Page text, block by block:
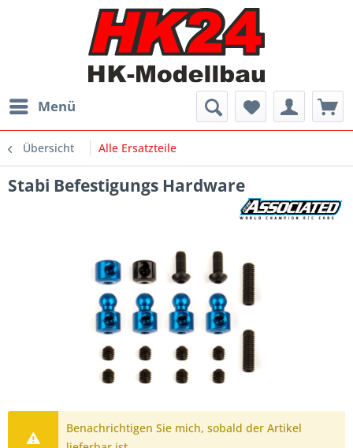
Menü
Übersicht Alle Ersatzteile
Stabi Befestigungs Hardware
Benachrichtigen Sie mich, sobald der Artikel